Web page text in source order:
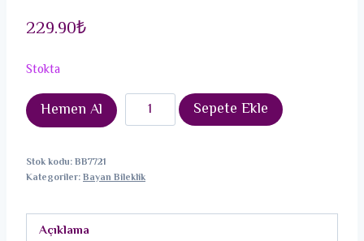
229.90₺
Stokta
Hemen Al
Pirinç
Zirkon
Sonsuzluk
Gold
Sepete Ekle
Stok kodu:BB7721
Kategoriler:Bayan Bileklik
Açıklama